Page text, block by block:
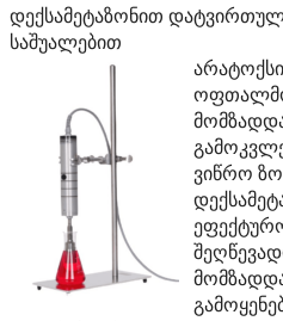
დექსამეტაზონით
საშუალებით
ვიწრო